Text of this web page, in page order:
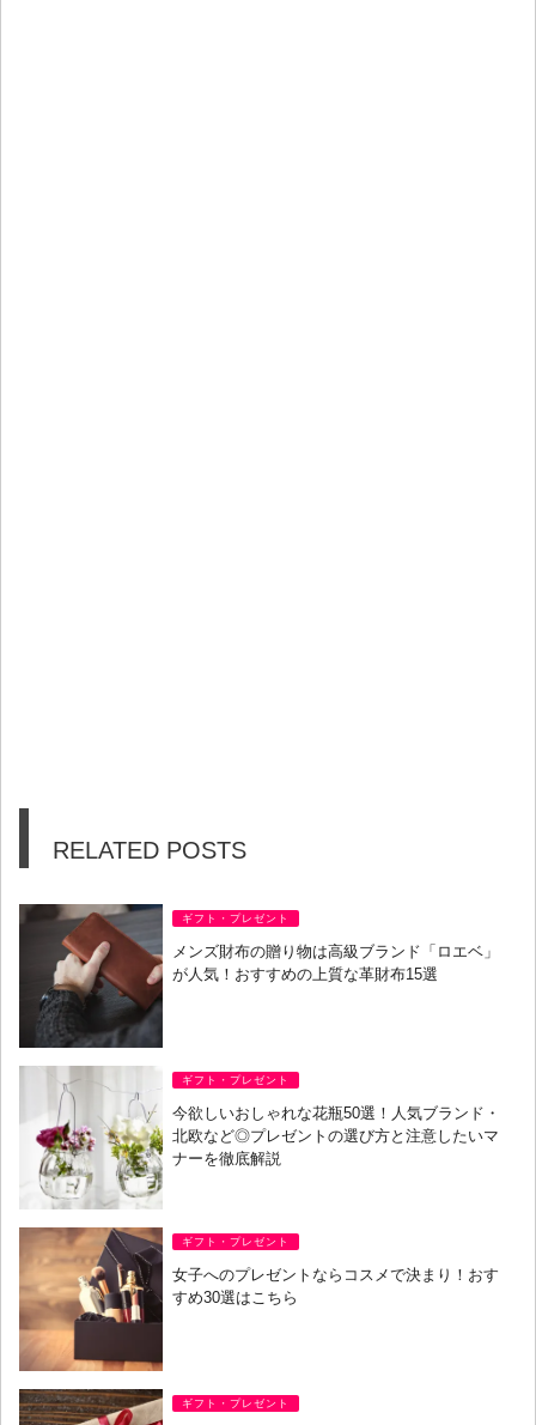
RELATED POSTS
ギフト・プレゼント
メンズ財布の贈り物は高級ブランド「ロエベ」
が人気！おすすめの上質な革財布15選
ギフト・プレゼント
今欲しいおしゃれな花瓶50選！人気ブランド・
北欧など◎プレゼントの選び方と注意したいマ
ナーを徹底解説
ギフト・プレゼント
女子へのプレゼントならコスメで決まり！おす
すめ30選はこちら
ギフト・プレゼント